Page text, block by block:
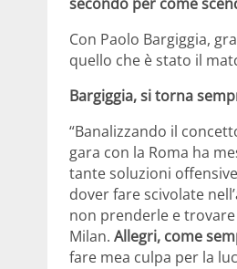
Con Paolo Bargiggia,
quello che è stato il
Bargiggia, si torna
“Banalizzando il
gara con la Roma ha
tante soluzioni
dover fare scivolate
non prenderle e
Milan. Allegri, come
fare mea culpa per la